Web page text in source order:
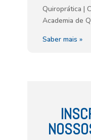
Quiroprática |
Academia de
Saber mais »